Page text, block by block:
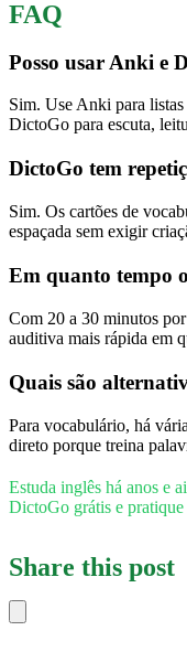
FAQ
Posso usar Anki e
Sim. Use Anki para
DictoGo para escuta,
DictoGo tem
Sim. Os cartões de
espaçada sem exigir
Em quanto tempo
Com 20 a 30 minutos
auditiva mais rápida em
Quais são
Para vocabulário, há
direto porque treina
Estuda inglês há anos e
DictoGo grátis e
Share this post